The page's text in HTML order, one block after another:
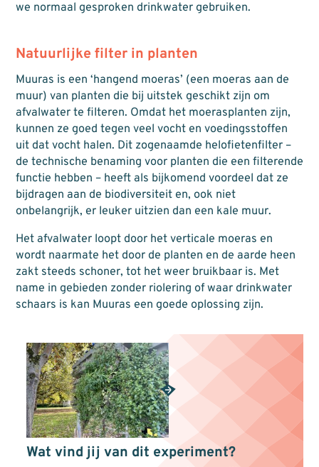
we normaal gesproken drinkwater gebruiken.
Natuurlijke filter in planten
Muuras is een ‘hangend moeras’ (een moeras aan de
muur) van planten die bij uitstek geschikt zijn om
afvalwater te filteren. Omdat het moerasplanten zijn,
kunnen ze goed tegen veel vocht en voedingsstoffen
uit dat vocht halen. Dit zogenaamde helofietenfilter –
de technische benaming voor planten die een filterende
functie hebben – heeft als bijkomend voordeel dat ze
bijdragen aan de biodiversiteit en, ook niet
onbelangrijk, er leuker uitzien dan een kale muur.
Het afvalwater loopt door het verticale moeras en
wordt naarmate het door de planten en de aarde heen
zakt steeds schoner, tot het weer bruikbaar is. Met
name in gebieden zonder riolering of waar drinkwater
schaars is kan Muuras een goede oplossing zijn.
Wat vind jij van dit experiment?